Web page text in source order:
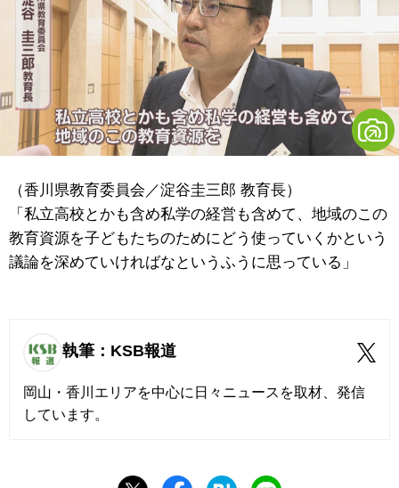
（香川県教育委員会／淀谷圭三郎 教育長）
「私立高校とかも含め私学の経営も含めて、地域のこの
教育資源を子どもたちのためにどう使っていくかという
議論を深めていければなというふうに思っている」
執筆：KSB報道
岡山・香川エリアを中心に日々ニュースを取材、発信
しています。